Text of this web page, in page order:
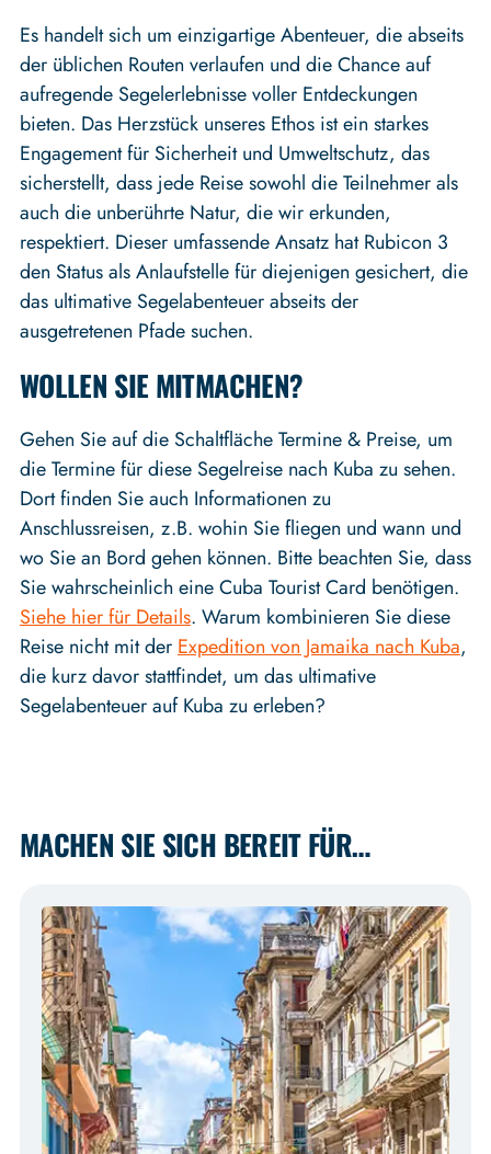
Es handelt sich um einzigartige Abenteuer, die abseits
der üblichen Routen verlaufen und die Chance auf
aufregende Segelerlebnisse voller Entdeckungen
bieten. Das Herzstück unseres Ethos ist ein starkes
Engagement für Sicherheit und Umweltschutz, das
sicherstellt, dass jede Reise sowohl die Teilnehmer als
auch die unberührte Natur, die wir erkunden,
respektiert. Dieser umfassende Ansatz hat Rubicon 3
den Status als Anlaufstelle für diejenigen gesichert, die
das ultimative Segelabenteuer abseits der
ausgetretenen Pfade suchen.
WOLLEN SIE MITMACHEN?
Gehen Sie auf die Schaltfläche Termine & Preise, um
die Termine für diese Segelreise nach Kuba zu sehen.
Dort finden Sie auch Informationen zu
Anschlussreisen, z.B. wohin Sie fliegen und wann und
wo Sie an Bord gehen können. Bitte beachten Sie, dass
Sie wahrscheinlich eine Cuba Tourist Card benötigen.
Siehe hier für Details. Warum kombinieren Sie diese
Reise nicht mit der Expedition von Jamaika nach Kuba,
die kurz davor stattfindet, um das ultimative
Segelabenteuer auf Kuba zu erleben?
MACHEN SIE SICH BEREIT FÜR…